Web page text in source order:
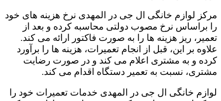
مرکز لوازم خانگی ال جی در المهدی نرخ هزینه های خود
را براساس نرخ مصوب دولتی محاسبه کرده و بعد از
تعمیر، ریز هزینه ها را به صورت فاکتور ارائه می کند.
علاوه بر این، قبل از انجام تعمیرات، هزینه ها را برآورد
کرده و به مشتری اعلام می کند و در صورت رضایت
مشتری، نسبت به تعمیر دستگاه اقدام می کند.
لوازم خانگی ال جی در المهدی خدمات تعمیرات خود را